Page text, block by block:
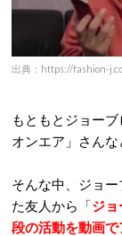
出典：https://fashion-
もともとジョー
オンエア」さんな
そんな中、ジョ
た友人から「ジ
段の活動を動画